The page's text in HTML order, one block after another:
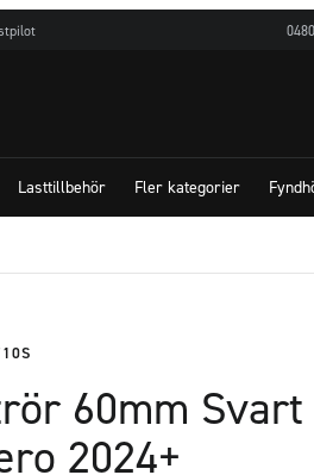
Lasttillbehör Fler kategorier
60mm Svart
2024+